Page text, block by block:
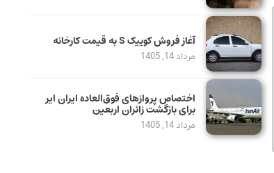
آغاز فروش کوییک S به قیمت کارخانه
مرداد 14, 1405
اختصاص پروازهای فوق‌العاده ایران ایر
برای بازگشت زائران اربعین
مرداد 14, 1405